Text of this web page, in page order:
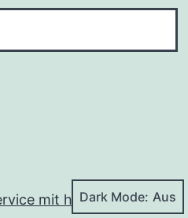
mit hoher CPU-Last:
Dark Mode: